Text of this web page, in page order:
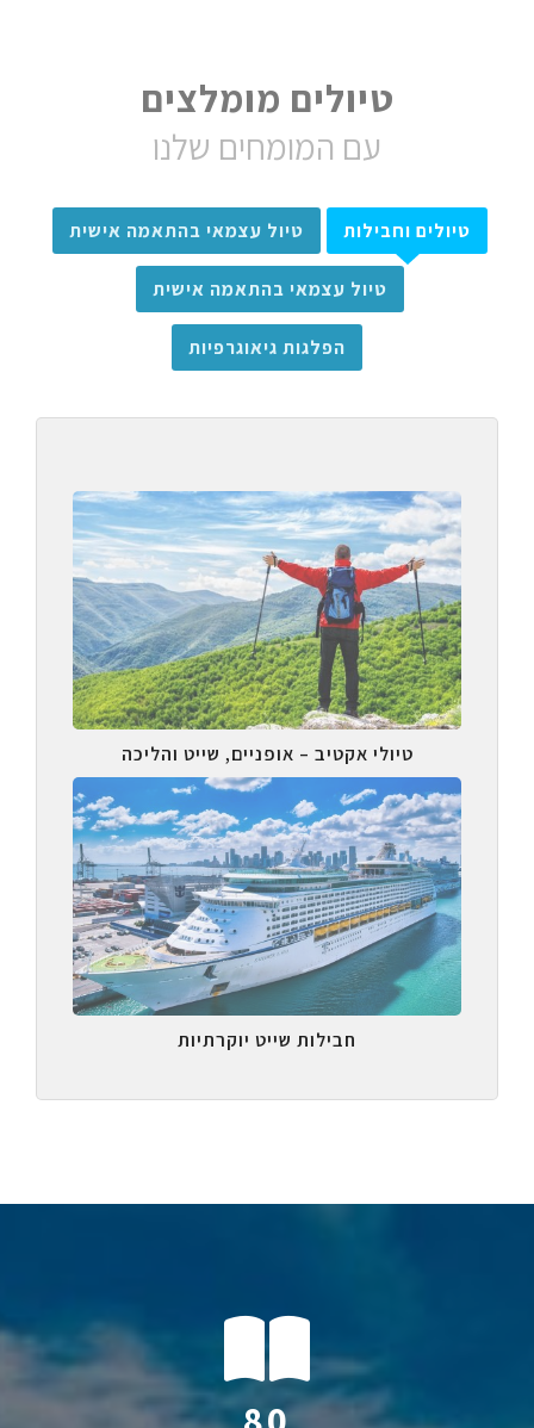
טיולים מומלצים
עם המומחים שלנו
טיולים וחבילות טיול עצמאי בהתאמה אישית
טיול עצמאי בהתאמה אישית
הפלגות גיאוגרפיות
טיולי אקטיב – אופניים, שייט והליכה
חבילות שייט יוקרתיות